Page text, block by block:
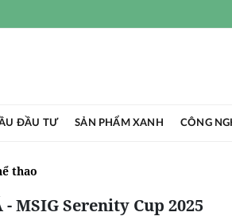
ĐẦU TƯ SẢN PHẨM XANH CÔNG
thao
MSIG Serenity Cup 2025